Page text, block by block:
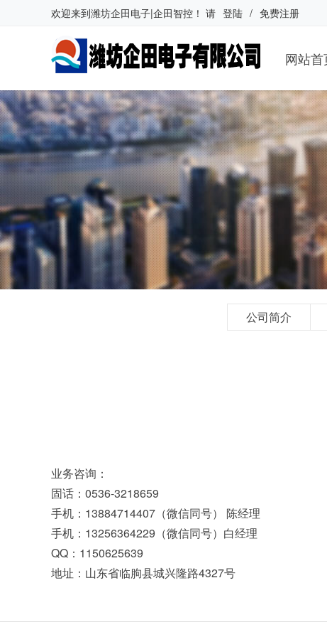
欢迎来到潍坊企田电子|企田智控 ！ 请 登陆 / 免费注册
网站首
公司简介
业务咨询：
固话：0536-3218659
手机：13884714407（微信同号） 陈经理
手机：13256364229（微信同号）白经理
QQ：1150625639
地址：山东省临朐县城兴隆路4327号